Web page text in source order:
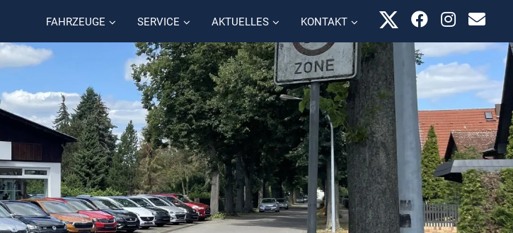
FAHRZEUGE SERVICE AKTUELLES KONTAKT